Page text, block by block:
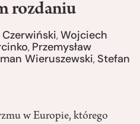
rozdaniu
,Wojciech
, Przemysław
Wieruszewski,Stefan
w Europie, którego